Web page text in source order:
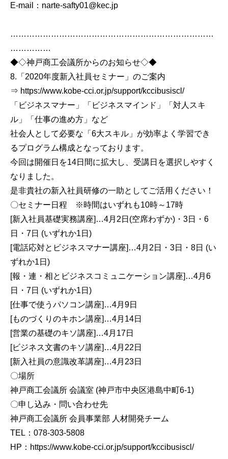
E-mail：narte-safty01@kec.jp
…………………………………………………………………
……………
◆◇神戸商工会議所からのお知らせ◇◆
8.「2020年度新入社員セミナー」のご案内
⇒ https://www.kobe-cci.or.jp/support/kccibusiscl/
「ビジネスマナー」「ビジネスマインド」「対人スキ
ル」「仕事の進め方」など
社会人として必要な「6大スキル」が効率よく学習でき
るプログラム構成となっております。
今回は開催日を14日間に拡大し、受講日を選択しやすく
なりました。
是非貴社の新入社員研修の一助としてご活用ください！
〇セミナー日程 ※時間はいずれも10時～17時
[新入社員基礎実務講座]…4月2日(空席わずか)・3日・6
日・7日 (いずれか1日)
[電話応対とビジネスマナー講座]…4月2日・3日・8日 (い
ずれか1日)
[報・連・相とビジネスコミュニケーション講座]…4月6
日・7日 (いずれか1日)
[仕事で使うパソコン講座]…4月9日
[ものづくりのキホン講座]…4月14日
[営業の基礎のキソ講座]…4月17日
[ビジネス文書のキソ講座]…4月22日
[新入社員の意識改革講座]…4月23日
〇場所
神戸商工会議所 会議室 (神戸市中央区港島中町6-1)
〇申し込み・問い合わせ先
神戸商工会議所 会員事業部 人材開発チーム
TEL：078-303-5808
HP：https://www.kobe-cci.or.jp/support/kccibusiscl/